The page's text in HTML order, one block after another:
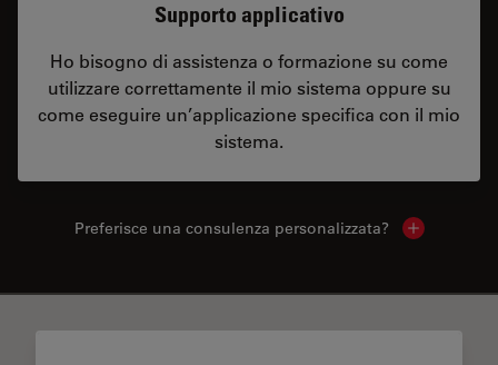
Supporto applicativo
Ho bisogno di assistenza o formazione su come
utilizzare correttamente il mio sistema oppure su
come eseguire un’applicazione specifica con il mio
sistema.
Preferisce una consulenza personalizzata? Show local